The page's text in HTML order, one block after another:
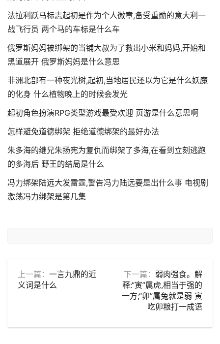
法拉利跃马标志起初是作为个人徽章,备受重勋的意大利一
战飞行员 两个马的车标是什么车
俄罗斯妈妈被绑架的当铺大叔为了救出小米和妈妈,开始和
黑道展开 俄罗斯妈妈是什么意思
非洲北部有一种夜光树,起初,当地居民还以为它是什么妖魔
的化身 什么植物晚上的时候会发光
起初角色扮演RPG类型游戏最受欢迎 页游是什么意思啊
怎样避免道德绑架 拒绝道德绑架的最好办法
朱多海的继兄朱扬宪为复仇而绑架了多海,在看到立刻逃跑
的多海后 野王的结局是什么
冯力绑架陆远大发雷霆,警告冯力陆远要是出什么事 电视剧
激荡冯力绑架是第几集
上一篇： 一言九鼎的近
义词是什么
下一篇： 弱肉强食。解
释:“寅”属虎,相当于强的
一方;“卯”属兔就是弱 寅
吃卯粮打一成语